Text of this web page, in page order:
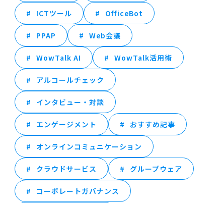
ICTツール OfficeBot
PPAP Web会議
WowTalk AI WowTalk活用術
アルコールチェック
インタビュー・対談
エンゲージメント おすすめ記事
オンラインコミュニケーション
クラウドサービス グループウェア
コーポレートガバナンス